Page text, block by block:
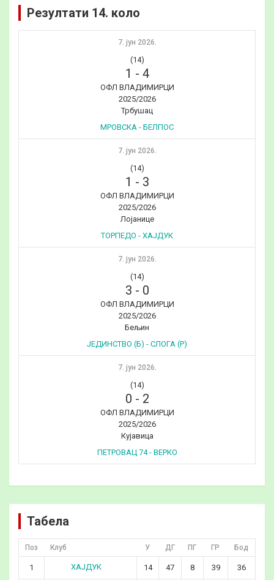
Резултати 14. коло
7. јун 2026.
(14)
1 - 4
ОФЛ ВЛАДИМИРЦИ
2025/2026
Трбушац
МРОВСКА - БЕЛПОС
7. јун 2026.
(14)
1 - 3
ОФЛ ВЛАДИМИРЦИ
2025/2026
Лојанице
ТОРПЕДО - ХАЈДУК
7. јун 2026.
(14)
3 - 0
ОФЛ ВЛАДИМИРЦИ
2025/2026
Бељин
ЈЕДИНСТВО (Б) - СЛОГА (Р)
7. јун 2026.
(14)
0 - 2
ОФЛ ВЛАДИМИРЦИ
2025/2026
Кујавица
ПЕТРОВАЦ 74 - ВЕРКО
Табела
Поз Клуб У ДГ ПГ ГР Бод
1 ХАЈДУК 14 47 8 39 36